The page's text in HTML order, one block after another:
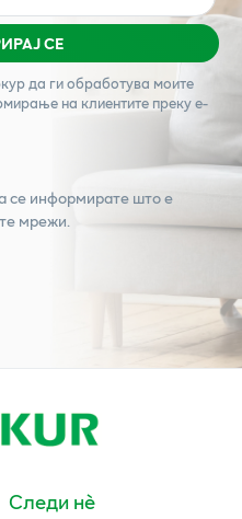
СЕ
да ги обработува моите
на клиентите преку е-
се информирате што е
мрежи.
Следи нè